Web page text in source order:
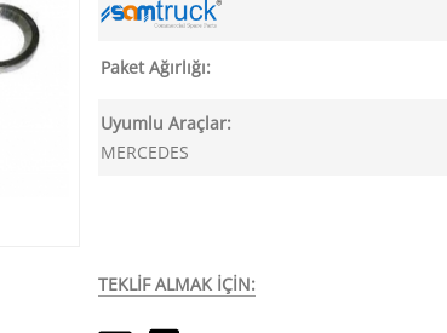
Paket Ağırlığı:
Uyumlu Araçlar:
MERCEDES
TEKLİF ALMAK İÇİN: